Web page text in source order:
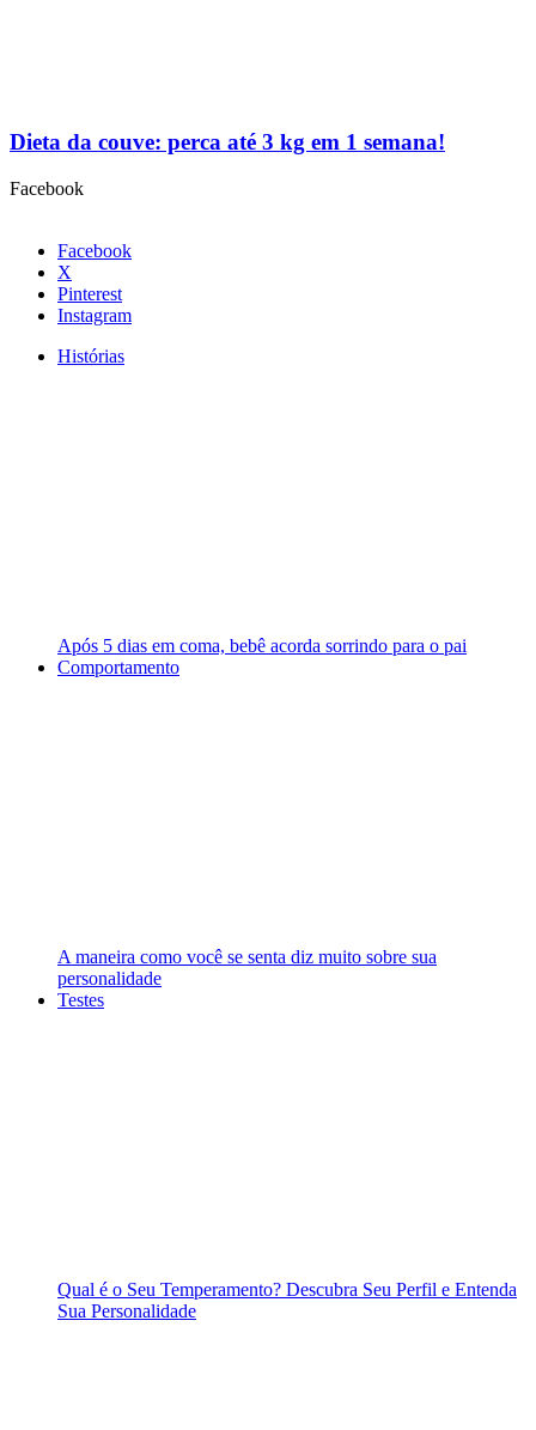
Dieta da couve: perca até 3 kg em 1 semana!
Facebook
Facebook
X
Pinterest
Instagram
Histórias
Após 5 dias em coma, bebê acorda sorrindo para o pai
Comportamento
A maneira como você se senta diz muito sobre sua
personalidade
Testes
Qual é o Seu Temperamento? Descubra Seu Perfil e Entenda
Sua Personalidade